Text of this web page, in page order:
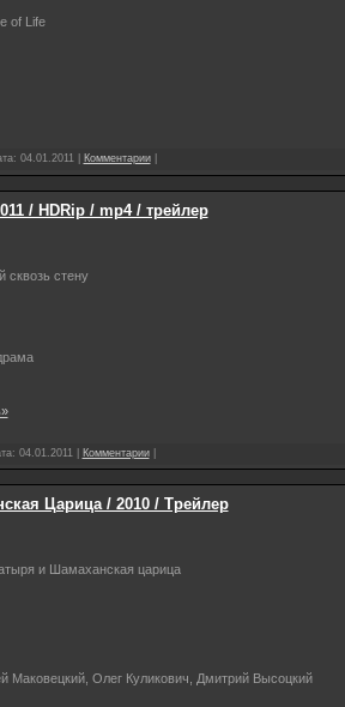
of Life
04.01.2011| Комментарии|
/ HDRip / mp4 / трейлер
сквозь стену
04.01.2011 Комментарии|
Царица / 2010 / Трейлер
и Шамаханская царица
Маковецкий, Олег Куликович, Дмитрий Высоцкий